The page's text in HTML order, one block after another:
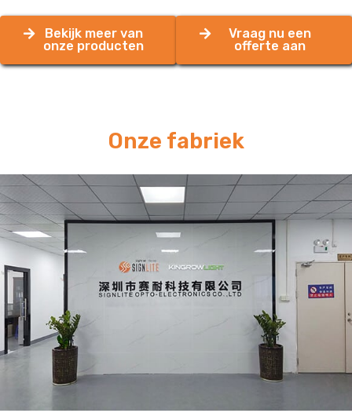
Bekijk meer van
onze producten
Vraag nu een
offerte aan
Onze fabriek